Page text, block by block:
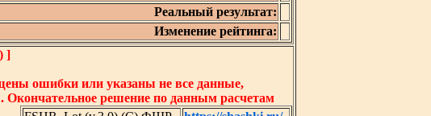
Реальный результат:
Изменение рейтинга:
]
ошибки или указаны не все данные,
Окончательное решение по данным расчетам